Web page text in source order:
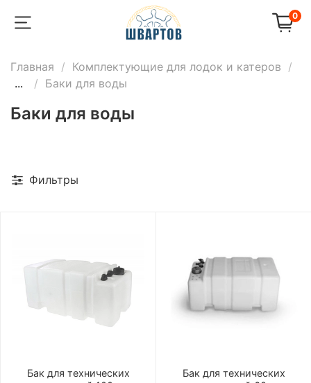
0
Главная
Комплектующие для лодок и катеров
...
Баки для воды
Баки для воды
Фильтры
Бак для технических
Бак для технических